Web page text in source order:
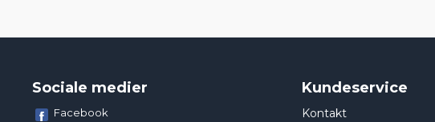
Sociale medier
Facebook
Kundeservice
Kontakt